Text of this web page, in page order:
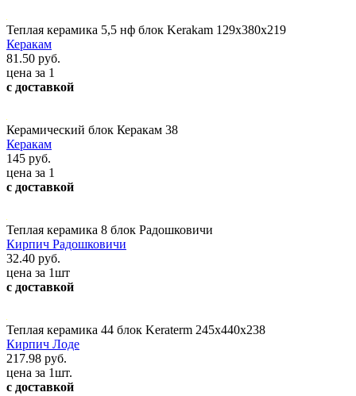
Теплая керамика 5,5 нф блок Kerakam 129х380х219
Керакам
81.50 руб.
цена за 1
с доставкой
Керамический блок Керакам 38
Керакам
145 руб.
цена за 1
с доставкой
Теплая керамика 8 блок Радошковичи
Кирпич Радошковичи
32.40 руб.
цена за 1шт
с доставкой
Теплая керамика 44 блок Keraterm 245х440х238
Кирпич Лоде
217.98 руб.
цена за 1шт.
с доставкой